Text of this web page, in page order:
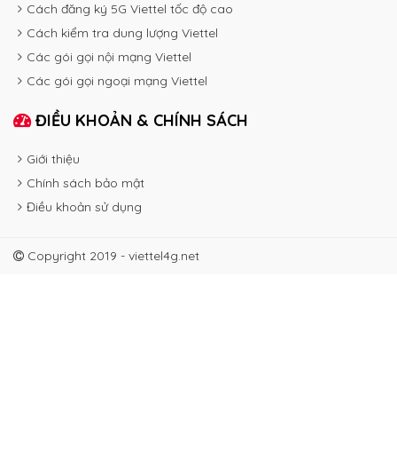
Cách đăng ký 5G Viettel tốc độ cao
Cách kiểm tra dung lượng Viettel
Các gói gọi nội mạng Viettel
Các gói gọi ngoại mạng Viettel
ĐIỀU KHOẢN & CHÍNH SÁCH
Giới thiệu
Chính sách bảo mật
Điều khoản sử dụng
Copyright 2019 - viettel4g.net